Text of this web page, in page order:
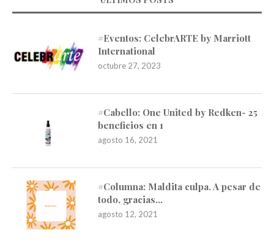
#Eventos: CelebrARTE by Marriott
International
octubre 27, 2023
#Cabello: One United by Redken- 25
beneficios en 1
agosto 16, 2021
#Columna: Maldita culpa. A pesar de
todo, gracias…
agosto 12, 2021